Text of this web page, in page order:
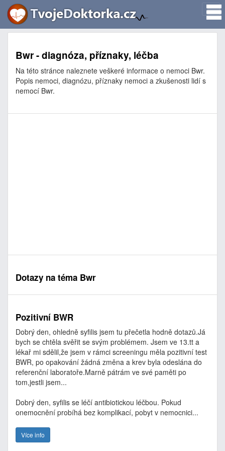
Bwr - diagnóza, příznaky, léčba
Na této stránce naleznete veškeré informace o nemoci Bwr.
Popis nemoci, diagnózu, příznaky nemoci a zkušenosti lidí s
nemocí Bwr.
Dotazy na téma Bwr
Pozitivní BWR
Dobrý den, ohledně syfilis jsem tu přečetla hodně dotazů.Já
bych se chtěla svěřit se svým problémem. Jsem ve 13.tt a
lékař mi sdělil,že jsem v rámci screeningu měla pozitivní test
BWR, po opakování žádná změna a krev byla odeslána do
referenční laboratoře.Marně pátrám ve své paměti po
tom,jestli jsem...
Dobrý den, syfilis se léčí antibiotickou léčbou. Pokud
onemocnění probíhá bez komplikací, pobyt v nemocnici...
Více info